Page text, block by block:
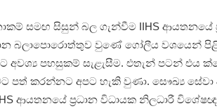
සමඟ සිසුන් බල ගැන්වීම IIHS ආයතනයේ
බලාපොරොත්තුව වුණේ ගෝලීය වශයෙන්
අවශ්‍ය පහසුකම් සැළැසීම. එතැන් පටන් එය
පත් කරන්නට අපට හැකි වුණා. සෞඛ්‍ය සේවා
ආයතනයේ ප්‍රධාන විධායක නිලධාරී